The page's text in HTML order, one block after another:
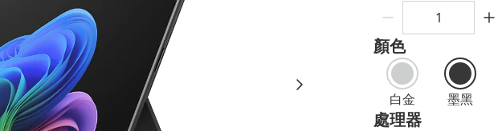
顏色
白金 墨黑
處理器